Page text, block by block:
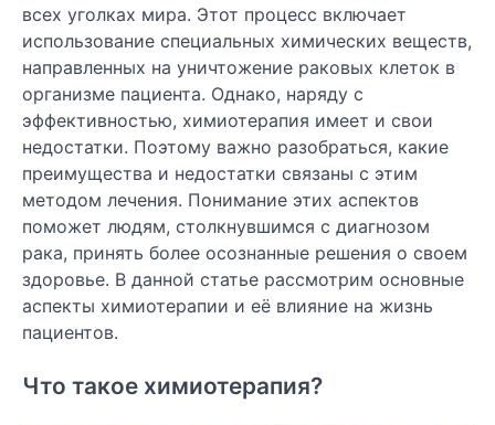
всех уголках мира. Этот процесс включает
использование специальных химических веществ,
направленных на уничтожение раковых клеток в
организме пациента. Однако, наряду с
эффективностью, химиотерапия имеет и свои
недостатки. Поэтому важно разобраться, какие
преимущества и недостатки связаны с этим
методом лечения. Понимание этих аспектов
поможет людям, столкнувшимся с диагнозом
рака, принять более осознанные решения о своем
здоровье. В данной статье рассмотрим основные
аспекты химиотерапии и её влияние на жизнь
пациентов.
Что такое химиотерапия?